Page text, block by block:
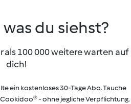
du siehst?
als 100 000 weitere warten auf
dich!
ein kostenloses 30-Tage Abo. Tauche
- ohne jegliche Verpflichtung.